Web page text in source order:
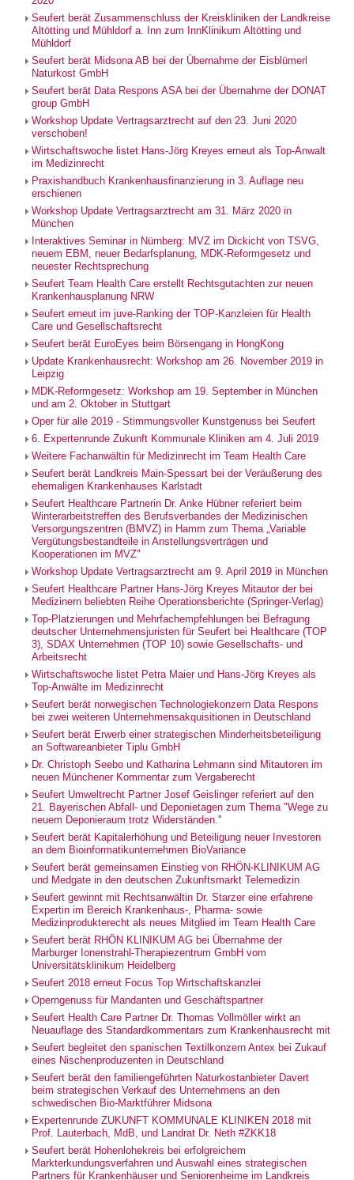
Seufert berät Zusammenschluss der Kreiskliniken der Landkreise
Altötting und Mühldorf a. Inn zum InnKlinikum Altötting und
Mühldorf
Seufert berät Midsona AB bei der Übernahme der Eisblümerl
Naturkost GmbH
Seufert berät Data Respons ASA bei der Übernahme der DONAT
group GmbH
Workshop Update Vertragsarztrecht auf den 23. Juni 2020
verschoben!
Wirtschaftswoche listet Hans-Jörg Kreyes erneut als Top-Anwalt
im Medizinrecht
Praxishandbuch Krankenhausfinanzierung in 3. Auflage neu
erschienen
Workshop Update Vertragsarztrecht am 31. März 2020 in
München
Interaktives Seminar in Nürnberg: MVZ im Dickicht von TSVG,
neuem EBM, neuer Bedarfsplanung, MDK-Reformgesetz und
neuester Rechtsprechung
Seufert Team Health Care erstellt Rechtsgutachten zur neuen
Krankenhausplanung NRW
Seufert erneut im juve-Ranking der TOP-Kanzleien für Health
Care und Gesellschaftsrecht
Seufert berät EuroEyes beim Börsengang in HongKong
Update Krankenhausrecht: Workshop am 26. November 2019 in
Leipzig
MDK-Reformgesetz: Workshop am 19. September in München
und am 2. Oktober in Stuttgart
Oper für alle 2019 - Stimmungsvoller Kunstgenuss bei Seufert
6. Expertenrunde Zukunft Kommunale Kliniken am 4. Juli 2019
Weitere Fachanwältin für Medizinrecht im Team Health Care
Seufert berät Landkreis Main-Spessart bei der Veräußerung des
ehemaligen Krankenhauses Karlstadt
Seufert Healthcare Partnerin Dr. Anke Hübner referiert beim
Winterarbeitstreffen des Berufsverbandes der Medizinischen
Versorgungszentren (BMVZ) in Hamm zum Thema „Variable
Vergütungsbestandteile in Anstellungsverträgen und
Kooperationen im MVZ"
Workshop Update Vertragsarztrecht am 9. April 2019 in München
Seufert Healthcare Partner Hans-Jörg Kreyes Mitautor der bei
Medizinern beliebten Reihe Operationsberichte (Springer-Verlag)
Top-Platzierungen und Mehrfachempfehlungen bei Befragung
deutscher Unternehmensjuristen für Seufert bei Healthcare (TOP
3), SDAX Unternehmen (TOP 10) sowie Gesellschafts- und
Arbeitsrecht
Wirtschaftswoche listet Petra Maier und Hans-Jörg Kreyes als
Top-Anwälte im Medizinrecht
Seufert berät norwegischen Technologiekonzern Data Respons
bei zwei weiteren Unternehmensakquisitionen in Deutschland
Seufert berät Erwerb einer strategischen Minderheitsbeteiligung
an Softwareanbieter Tiplu GmbH
Dr. Christoph Seebo und Katharina Lehmann sind Mitautoren im
neuen Münchener Kommentar zum Vergaberecht
Seufert Umweltrecht Partner Josef Geislinger referiert auf den
21. Bayerischen Abfall- und Deponietagen zum Thema "Wege zu
neuem Deponieraum trotz Widerständen."
Seufert berät Kapitalerhöhung und Beteiligung neuer Investoren
an dem Bioinformatikunternehmen BioVariance
Seufert berät gemeinsamen Einstieg von RHÖN-KLINIKUM AG
und Medgate in den deutschen Zukunftsmarkt Telemedizin
Seufert gewinnt mit Rechtsanwältin Dr. Starzer eine erfahrene
Expertin im Bereich Krankenhaus-, Pharma- sowie
Medizinprodukterecht als neues Mitglied im Team Health Care
Seufert berät RHÖN KLINIKUM AG bei Übernahme der
Marburger Ionenstrahl-Therapiezentrum GmbH vom
Universitätsklinikum Heidelberg
Seufert 2018 erneut Focus Top Wirtschaftskanzlei
Operngenuss für Mandanten und Geschäftspartner
Seufert Health Care Partner Dr. Thomas Vollmöller wirkt an
Neuauflage des Standardkommentars zum Krankenhausrecht mit
Seufert begleitet den spanischen Textilkonzern Antex bei Zukauf
eines Nischenproduzenten in Deutschland
Seufert berät den familiengeführten Naturkostanbieter Davert
beim strategischen Verkauf des Unternehmens an den
schwedischen Bio-Marktführer Midsona
Expertenrunde ZUKUNFT KOMMUNALE KLINIKEN 2018 mit
Prof. Lauterbach, MdB, und Landrat Dr. Neth #ZKK18
Seufert berät Hohenlohekreis bei erfolgreichem
Markterkundungsverfahren und Auswahl eines strategischen
Partners für Krankenhäuser und Seniorenheime im Landkreis